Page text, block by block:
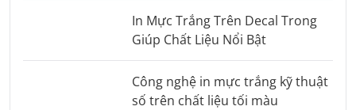
In Mực Trắng Trên Decal Trong
Giúp Chất Liệu Nổi Bật
Công nghệ in mực trắng kỹ thuật
số trên chất liệu tối màu